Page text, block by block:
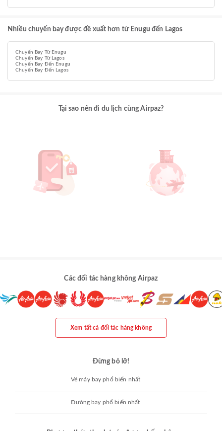
Nhiều chuyến bay được đề xuất hơn từ Enugu đến Lagos
Chuyến Bay Từ Enugu
Chuyến Bay Từ Lagos
Chuyến Bay Đến Enugu
Chuyến Bay Đến Lagos
Tại sao nên đi du lịch cùng Airpaz?
Các đối tác hàng không Airpaz
Xem tất cả đối tác hàng không
Đừng bỏ lỡ!
Vé máy bay phổ biến nhất
Đường bay phổ biến nhất